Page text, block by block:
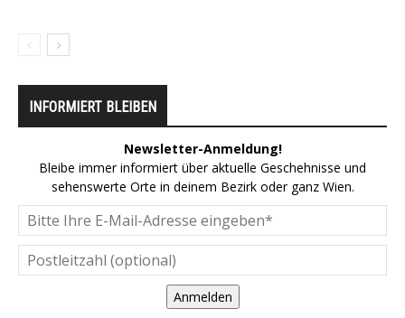
INFORMIERT BLEIBEN
Newsletter-Anmeldung!
Bleibe immer informiert über aktuelle Geschehnisse und
sehenswerte Orte in deinem Bezirk oder ganz Wien.
Anmelden